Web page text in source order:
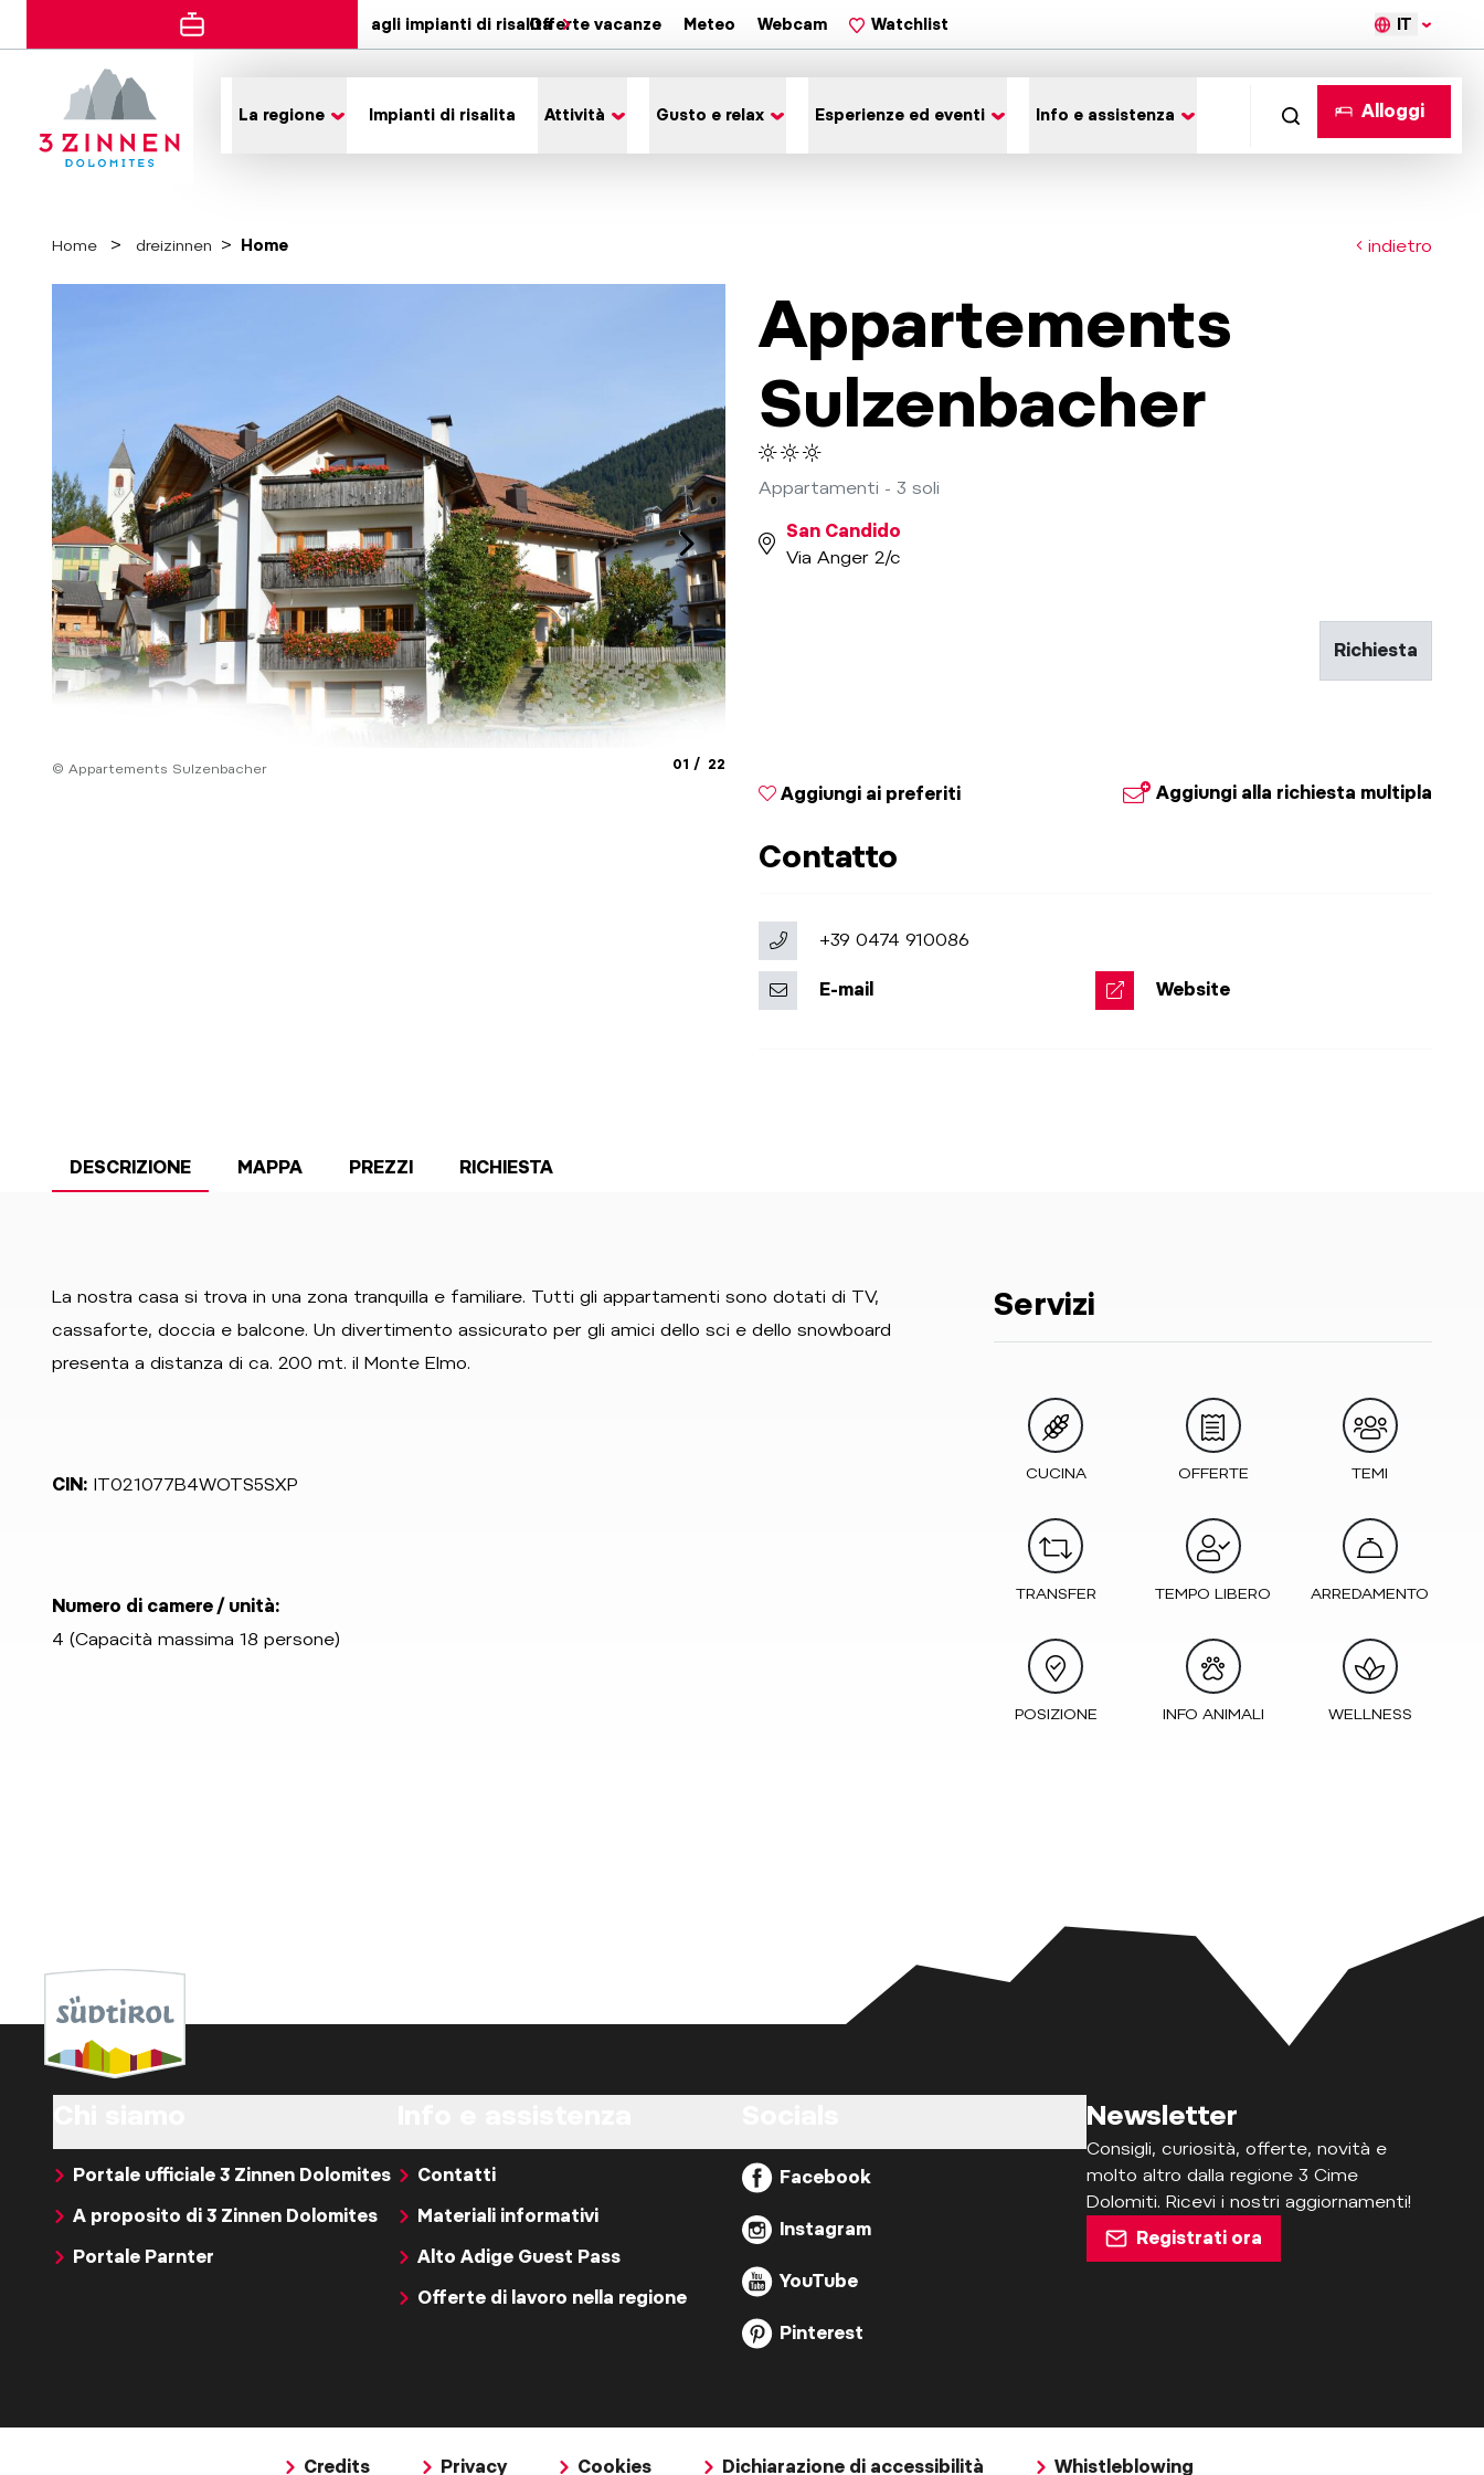
agli impianti di risalitaOfferte vacanze Meteo Webcam Watchlist IT
La regione Impianti di risalita Attività Gusto e relax Esperienze ed eventi Info e assistenza Alloggi
Home dreizinnen Home indietro
© Appartements Sulzenbacher aria.slide_indicator.prefix
01 aria.slide_indicator.of
22
Appartements
Sulzenbacher
Appartamenti - 3 soli
San Candido
Via Anger 2/c
Richiesta
Aggiungi alla richiesta multipla
Aggiungi ai preferiti
Contatto
+39 0474 910086
E-mail Website
DESCRIZIONE MAPPA PREZZI RICHIESTA
La nostra casa si trova in una zona tranquilla e familiare. Tutti gli appartamenti sono dotati di TV,
cassaforte, doccia e balcone. Un divertimento assicurato per gli amici dello sci e dello snowboard
presenta a distanza di ca. 200 mt. il Monte Elmo.
CIN: IT021077B4WOTS5SXP
Numero di camere / unità:
4 (Capacità massima 18 persone)
Servizi
CUCINA OFFERTE TEMI
TRANSFER TEMPO LIBERO ARREDAMENTO
POSIZIONE INFO ANIMALI WELLNESS
Portale ufficiale 3 Zinnen Dolomites
A proposito di 3 Zinnen Dolomites
Portale Parnter
Contatti
Materiali informativi
Alto Adige Guest Pass
Offerte di lavoro nella regione
Facebook
Instagram
YouTube
Pinterest
Newsletter
Consigli, curiosità, offerte, novità e
molto altro dalla regione 3 Cime
Dolomiti. Ricevi i nostri aggiornamenti!
Registrati ora
Credits Privacy Cookies Dichiarazione di accessibilità Whistleblowing